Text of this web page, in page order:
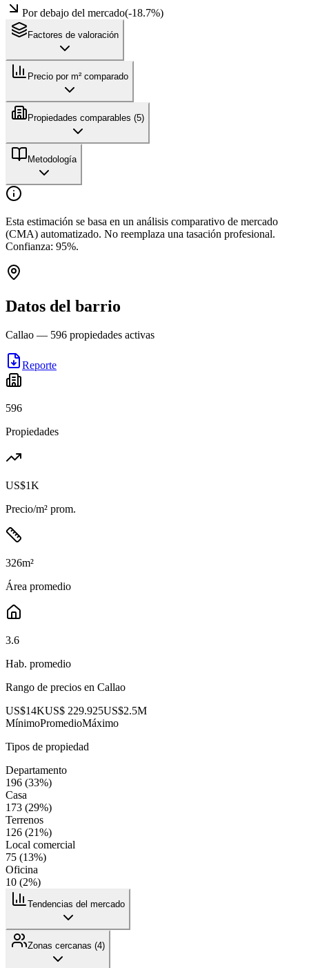
Por debajo del mercado(-18.7%)
Factores de valoración
Precio por m² comparado
Propiedades comparables (5)
Metodología
Esta estimación se basa en un análisis comparativo de mercado
(CMA) automatizado. No reemplaza una tasación profesional.
Confianza: 95%.
Datos del barrio
Callao — 596 propiedades activas
Reporte
596
Propiedades
US$1K
Precio/m² prom.
326m²
Área promedio
3.6
Hab. promedio
Rango de precios en Callao
US$14KUS$ 229.925US$2.5M
MínimoPromedioMáximo
Tipos de propiedad
Departamento
196 (33%)
Casa
173 (29%)
Terrenos
126 (21%)
Local comercial
75 (13%)
Oficina
10 (2%)
Tendencias del mercado
Zonas cercanas (4)